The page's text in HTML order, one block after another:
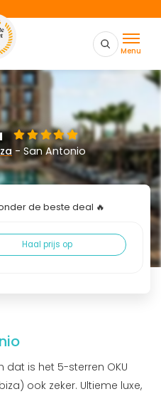
Menu
- San Antonio
de beste deal 🔥
Haal prijs op
is het 5-sterren OKU
ook zeker. Ultieme luxe,